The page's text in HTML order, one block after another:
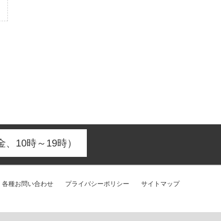
10時～19時）
各種お問い合わせ プライバシーポリシー サイトマップ